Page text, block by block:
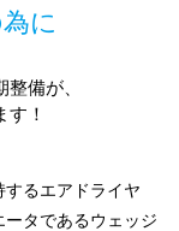
に
備が、
！
るエアドライヤ
タであるウェッジ